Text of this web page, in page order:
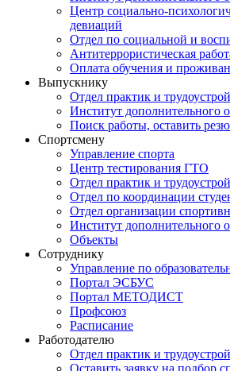
Центр социально-
девиаций
Отдел по социальной и
Антитеррористическая
Оплата обучения и
Выпускнику
Отдел практик и
Институт дополнительного
Поиск работы, оставить
Спортсмену
Управление спорта
Центр тестирования ГТО
Отдел практик и
Отдел по координации
Отдел организации
Институт дополнительного
Объекты
Сотруднику
Управление по
Портал ЭСБУС
Портал МЕТОДИСТ
Профсоюз
Расписание
Работодателю
Отдел практик и